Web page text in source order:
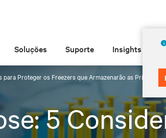
Soluções Suporte Insights
para Proteger os Freezers que Armazenarão as Primeiras
5